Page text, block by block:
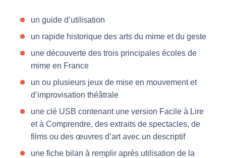
un guide d’utilisation
un rapide historique des arts du mime et du geste
une découverte des trois principales écoles de
mime en France
un ou plusieurs jeux de mise en mouvement et
d’improvisation théâtrale
une clé USB contenant une version Facile à Lire
et à Comprendre, des extraits de spectacles, de
films ou des œuvres d’art avec un descriptif
une fiche bilan à remplir après utilisation de la